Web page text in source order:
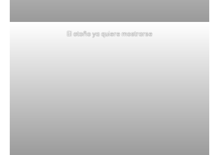
El otoño ya quiere mostrarse